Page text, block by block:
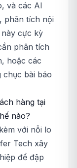
và các AI
phân tích nội
cực kỳ
phân tích
hoặc các
chục bài báo
hàng tại
nào?
với nỗi lo
Tech xây
để đập